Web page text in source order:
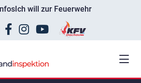
Ich will zur Feuerwehr